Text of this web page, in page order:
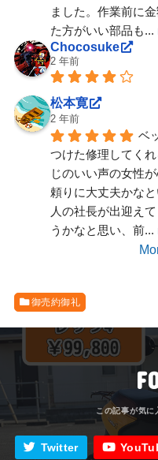
ました。作業前に
た方がいい部品も...
Chocosuke
2 年前
松本寛
2 年前
ベ
つけた修理してく
じのいい声の女性
頼りに大丈夫かな
人の社長が出迎え
うかなと思い、前...
御売約御礼
Twitter